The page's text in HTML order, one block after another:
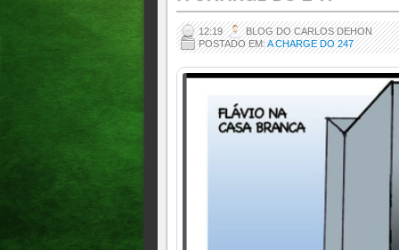
12:19
BLOG DO CARLOS DEHON
POSTADO EM:A CHARGE DO 247